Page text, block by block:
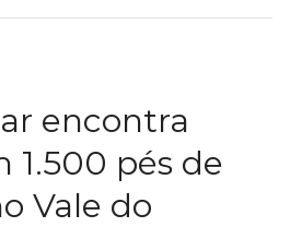
encontra
1.500 pés de
Vale do